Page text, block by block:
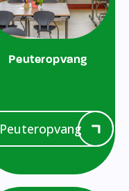
Peuteropvang
Peuteropvang